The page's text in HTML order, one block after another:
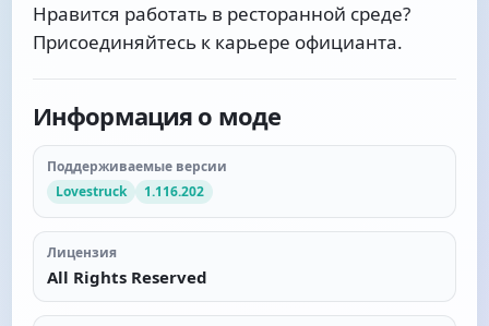
Нравится работать в ресторанной среде?
Присоединяйтесь к карьере официанта.
Информация о моде
Поддерживаемые версии
Lovestruck
1.116.202
Лицензия
All Rights Reserved